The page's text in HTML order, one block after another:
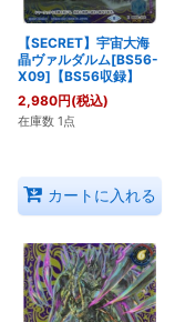
【SECRET】宇宙大海
晶ヴァルダルム[BS56-
X09]【BS56収録】
2,980円(税込)
在庫数 1点
カートに入れる